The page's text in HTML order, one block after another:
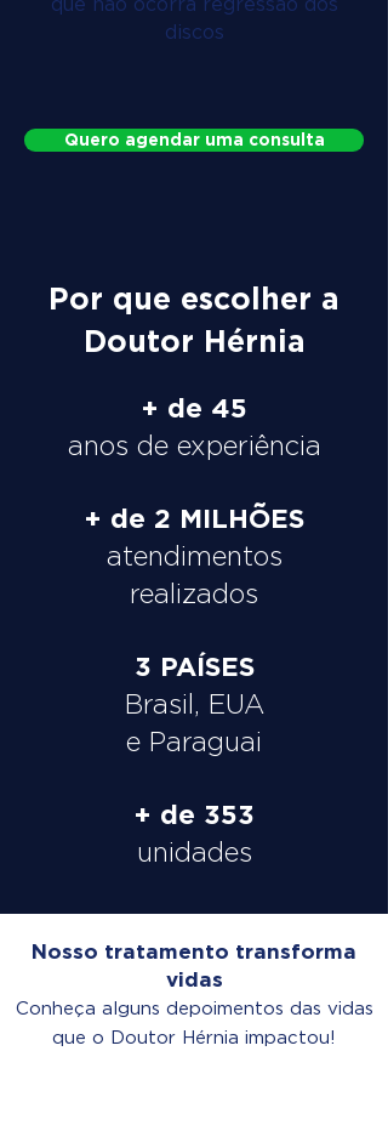
discos
Quero agendar uma consulta
Por que escolher a
Doutor Hérnia
+ de 45
anos de experiência
+ de 2 MILHÕES
atendimentos
realizados
3 PAÍSES
Brasil, EUA
e Paraguai
+ de 353
unidades
Nosso tratamento transforma
vidas
Conheça alguns depoimentos das vidas
que o Doutor Hérnia impactou!